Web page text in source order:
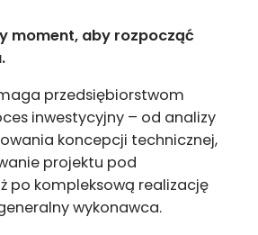
moment, aby rozpocząć
przedsiębiorstwom
inwestycyjny – od analizy
koncepcji technicznej,
projektu pod
po kompleksową realizację
wykonawca.